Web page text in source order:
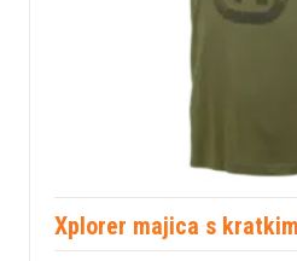
Xplorer majica s